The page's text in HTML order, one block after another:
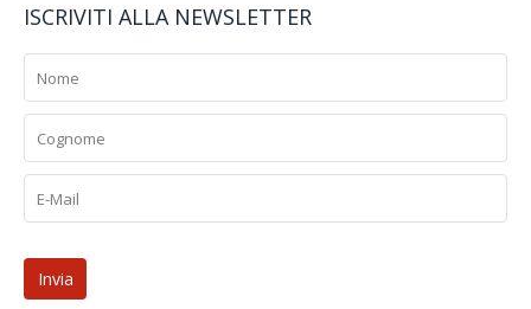
ISCRIVITI ALLA NEWSLETTER